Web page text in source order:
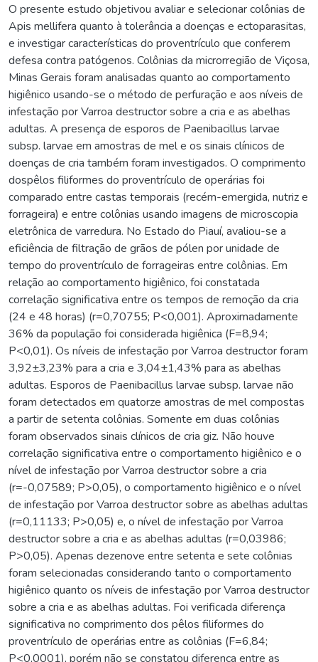
O presente estudo objetivou avaliar e selecionar colônias de
Apis mellifera quanto à tolerância a doenças e ectoparasitas,
e investigar características do proventrículo que conferem
defesa contra patógenos. Colônias da microrregião de Viçosa,
Minas Gerais foram analisadas quanto ao comportamento
higiênico usando-se o método de perfuração e aos níveis de
infestação por Varroa destructor sobre a cria e as abelhas
adultas. A presença de esporos de Paenibacillus larvae
subsp. larvae em amostras de mel e os sinais clínicos de
doenças de cria também foram investigados. O comprimento
dospêlos filiformes do proventrículo de operárias foi
comparado entre castas temporais (recém-emergida, nutriz e
forrageira) e entre colônias usando imagens de microscopia
eletrônica de varredura. No Estado do Piauí, avaliou-se a
eficiência de filtração de grãos de pólen por unidade de
tempo do proventrículo de forrageiras entre colônias. Em
relação ao comportamento higiênico, foi constatada
correlação significativa entre os tempos de remoção da cria
(24 e 48 horas) (r=0,70755; P<0,001). Aproximadamente
36% da população foi considerada higiênica (F=8,94;
P<0,01). Os níveis de infestação por Varroa destructor foram
3,92±3,23% para a cria e 3,04±1,43% para as abelhas
adultas. Esporos de Paenibacillus larvae subsp. larvae não
foram detectados em quatorze amostras de mel compostas
a partir de setenta colônias. Somente em duas colônias
foram observados sinais clínicos de cria giz. Não houve
correlação significativa entre o comportamento higiênico e o
nível de infestação por Varroa destructor sobre a cria
(r=-0,07589; P>0,05), o comportamento higiênico e o nível
de infestação por Varroa destructor sobre as abelhas adultas
(r=0,11133; P>0,05) e, o nível de infestação por Varroa
destructor sobre a cria e as abelhas adultas (r=0,03986;
P>0,05). Apenas dezenove entre setenta e sete colônias
foram selecionadas considerando tanto o comportamento
higiênico quanto os níveis de infestação por Varroa destructor
sobre a cria e as abelhas adultas. Foi verificada diferença
significativa no comprimento dos pêlos filiformes do
proventrículo de operárias entre as colônias (F=6,84;
P<0,0001), porém não se constatou diferença entre as